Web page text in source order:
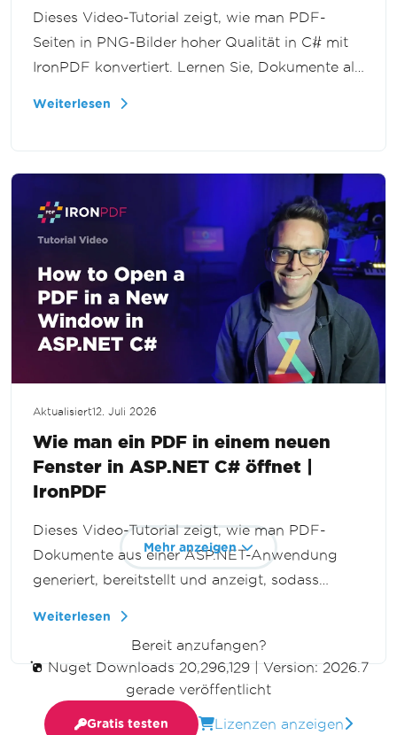
Dieses Video-Tutorial zeigt, wie man PDF-
Seiten in PNG-Bilder hoher Qualität in C# mit
IronPDF konvertiert. Lernen Sie, Dokumente als
Weiterlesen
Aktualisiert12. Juli 2026
Wie man ein PDF in einem neuen
Fenster in ASP.NET C# öffnet |
IronPDF
Dieses Video-Tutorial zeigt, wie man PDF-
Dokumente aus einer ASP.NET-Anwendung
generiert, bereitstellt und anzeigt, sodass
dynamisches PDF-Streaming mit C# und
IronPDF.
Weiterlesen
Mehr anzeigen
Bereit anzufangen?
Nuget Downloads 20,296,129|Version: 2026.7
gerade veröffentlicht
Gratis testen Lizenzen anzeigen